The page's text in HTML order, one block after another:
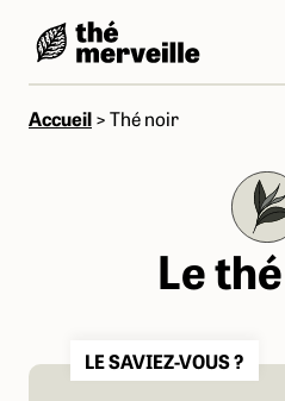
Accueil>Thé noir
Le
LE SAVIEZ-VOUS ?